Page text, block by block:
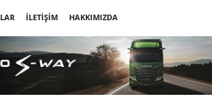
İLETIŞIM
HAKKIMIZDA